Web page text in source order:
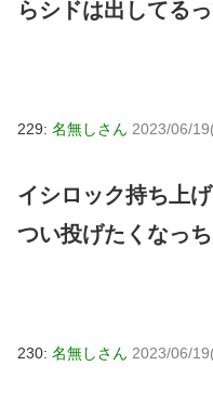
らシドは出してる
229: 名無しさん 2023/06/
イシロック持ち上
つい投げたくなっ
230: 名無しさん 2023/06/